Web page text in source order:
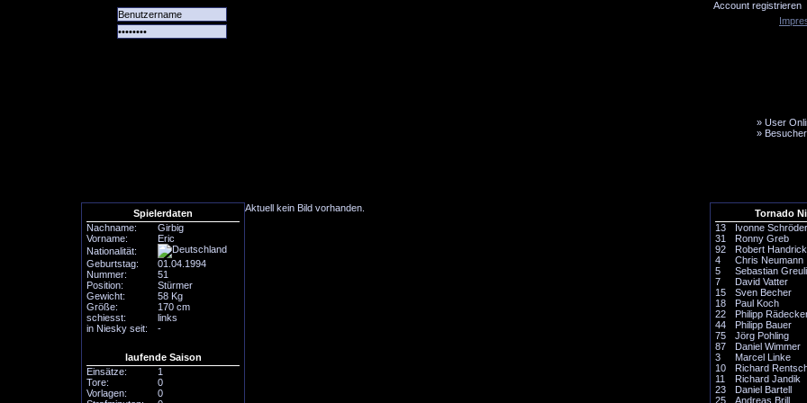
Account registrieren
» User
»
Tornado
13
Ivonne Schröder
31
Ronny Greb
92
Robert Handrick
4
Chris Neumann
5
Sebastian
7
David Vatter
15
Sven Becher
18
Paul Koch
22
Philipp
44
Philipp Bauer
75
Jörg Pohling
87
Daniel Wimmer
3
Marcel Linke
10
Richard
11
Richard Jandik
23
Daniel Bartell
25
Andreas Brill
Spielerdaten
Nachname:
Girbig
Vorname:
Eric
Nationalität:
Geburtstag:
01.04.1994
Nummer:
51
Position:
Stürmer
Gewicht:
58 Kg
Größe:
170 cm
schiesst:
links
in Niesky seit:
-
laufende Saison
Einsätze:
1
Tore:
0
Vorlagen:
0
Aktuell kein Bild vorhanden.